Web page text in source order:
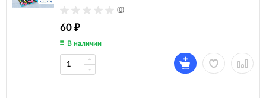
(0)
60 ₽
В наличии